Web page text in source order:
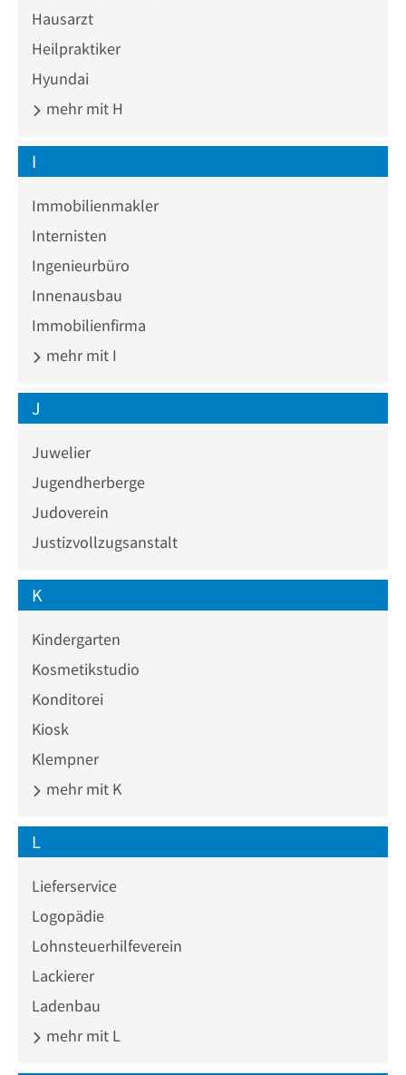
Hausarzt
Heilpraktiker
Hyundai
mehr mit H
I
Immobilienmakler
Internisten
Ingenieurbüro
Innenausbau
Immobilienfirma
mehr mit I
J
Juwelier
Jugendherberge
Judoverein
Justizvollzugsanstalt
K
Kindergarten
Kosmetikstudio
Konditorei
Kiosk
Klempner
mehr mit K
L
Lieferservice
Logopädie
Lohnsteuerhilfeverein
Lackierer
Ladenbau
mehr mit L